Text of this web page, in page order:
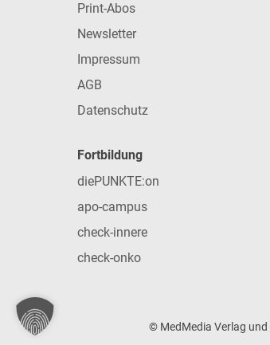
Print-Abos
Newsletter
Impressum
AGB
Datenschutz
Fortbildung
diePUNKTE:on
apo-campus
check-innere
check-onko
© MedMedia Verlag und